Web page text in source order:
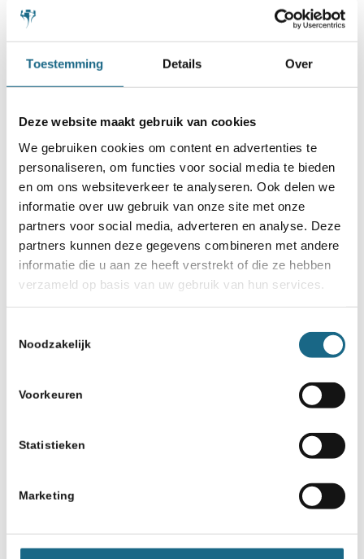
Toestemming Details Over
Deze website maakt gebruik van cookies
We gebruiken cookies om content en advertenties te
personaliseren, om functies voor social media te bieden
en om ons websiteverkeer te analyseren. Ook delen we
informatie over uw gebruik van onze site met onze
partners voor social media, adverteren en analyse. Deze
partners kunnen deze gegevens combineren met andere
informatie die u aan ze heeft verstrekt of die ze hebben
verzameld op basis van uw gebruik van hun services.
Noodzakelijk
Voorkeuren
Statistieken
Marketing
Schaken.nl wordt mede mogelijk gemaakt